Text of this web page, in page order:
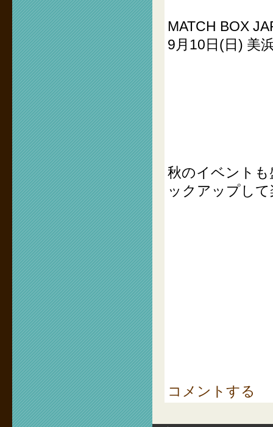
MATCH BOX
9月10日(日) 美
秋のイベント
ックアップし
コメントする